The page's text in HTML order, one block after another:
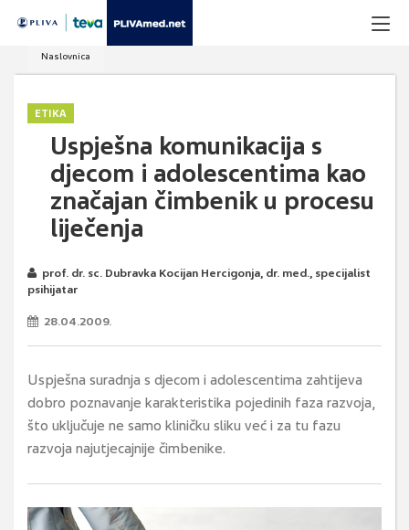
Naslovnica
ETIKA
Uspješna komunikacija s
djecom i adolescentima kao
značajan čimbenik u procesu
liječenja
prof. dr. sc. Dubravka Kocijan Hercigonja, dr. med., specijalist
psihijatar
28.04.2009.
Uspješna suradnja s djecom i adolescentima zahtijeva
dobro poznavanje karakteristika pojedinih faza razvoja,
što uključuje ne samo kliničku sliku već i za tu fazu
razvoja najutjecajnije čimbenike.